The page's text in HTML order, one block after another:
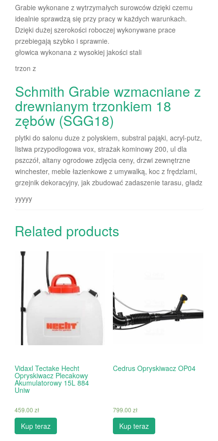
Grabie wykonane z wytrzymałych surowców dzięki czemu
idealnie sprawdzą się przy pracy w każdych warunkach.
Dzięki dużej szerokości roboczej wykonywane prace
przebiegają szybko i sprawnie.
głowica wykonana z wysokiej jakości stali
trzon z
Schmith Grabie wzmacniane z
drewnianym trzonkiem 18
zębów (SGG18)
plytki do salonu duze z polyskiem, substral pająki, acryl-putz,
listwa przypodłogowa vox, strażak kominowy 200, ul dla
pszczół, altany ogrodowe zdjęcia ceny, drzwi zewnętrzne
winchester, meble łazienkowe z umywalką, koc z frędzlami,
grzejnik dekoracyjny, jak zbudować zadaszenie tarasu, gładz
yyyyy
Related products
Vidaxl Tectake Hecht
Opryskiwacz Plecakowy
Akumulatorowy 15L 884
Uniw
459.00 zł
Kup teraz
Cedrus Opryskiwacz OP04
799.00 zł
Kup teraz